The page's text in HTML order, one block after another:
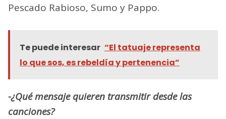
Pescado Rabioso, Sumo y Pappo.
Te puede interesar “El tatuaje representa
lo que sos, es rebeldía y pertenencia”
-¿Qué mensaje quieren transmitir desde las
canciones?